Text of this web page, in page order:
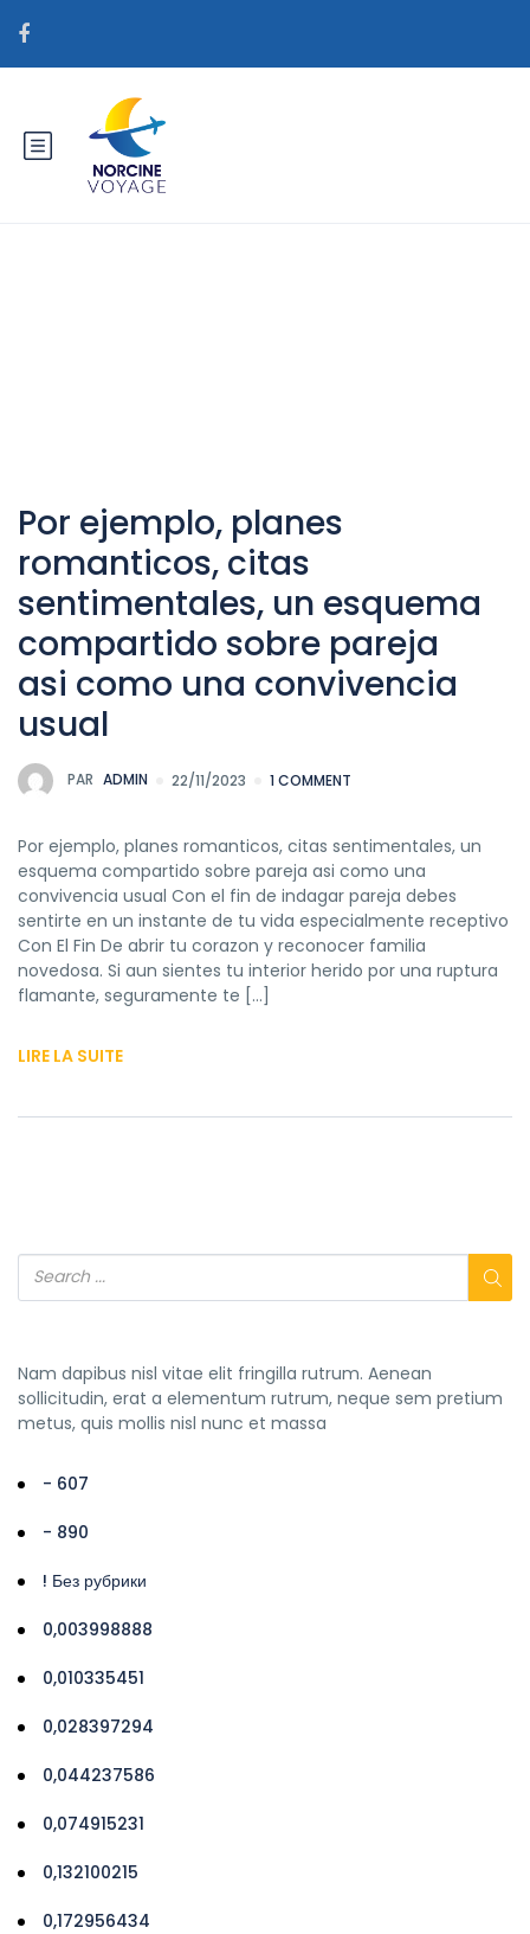
Por ejemplo, planes
romanticos, citas
sentimentales, un esquema
compartido sobre pareja
asi­ como una convivencia
usual
PAR ADMIN 22/11/2023 1 COMMENT
Por ejemplo, planes romanticos, citas sentimentales, un
esquema compartido sobre pareja asi­ como una
convivencia usual Con el fin de indagar pareja debes
sentirte en un instante de tu vida especialmente receptivo
Con El Fin De abrir tu corazon y reconocer familia
novedosa. Si aun sientes tu interior herido por una ruptura
flamante, seguramente te […]
LIRE LA SUITE
Nam dapibus nisl vitae elit fringilla rutrum. Aenean
sollicitudin, erat a elementum rutrum, neque sem pretium
metus, quis mollis nisl nunc et massa
- 607
- 890
! Без рубрики
0,003998888
0,010335451
0,028397294
0,044237586
0,074915231
0,132100215
0,172956434